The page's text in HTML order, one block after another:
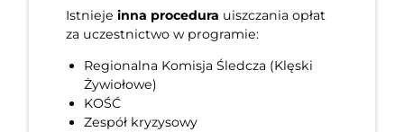
Istnieje inna procedura uiszczania opłat
za uczestnictwo w programie:
Regionalna Komisja Śledcza (Klęski
Żywiołowe)
KOŚĆ
Zespół kryzysowy